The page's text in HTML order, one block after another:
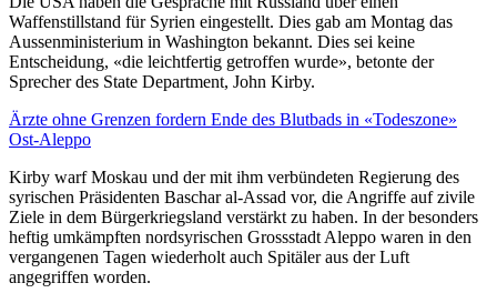
Waffenstillstand für Syrien eingestellt. Dies gab am Montag das
Aussenministerium in Washington bekannt. Dies sei keine
Entscheidung, «die leichtfertig getroffen wurde», betonte der
Sprecher des State Department, John Kirby.
Ärzte ohne Grenzen fordern Ende des Blutbads in «Todeszone»
Ost-Aleppo
Kirby warf Moskau und der mit ihm verbündeten Regierung des
syrischen Präsidenten Baschar al-Assad vor, die Angriffe auf zivile
Ziele in dem Bürgerkriegsland verstärkt zu haben. In der besonders
heftig umkämpften nordsyrischen Grossstadt Aleppo waren in den
vergangenen Tagen wiederholt auch Spitäler aus der Luft
angegriffen worden.